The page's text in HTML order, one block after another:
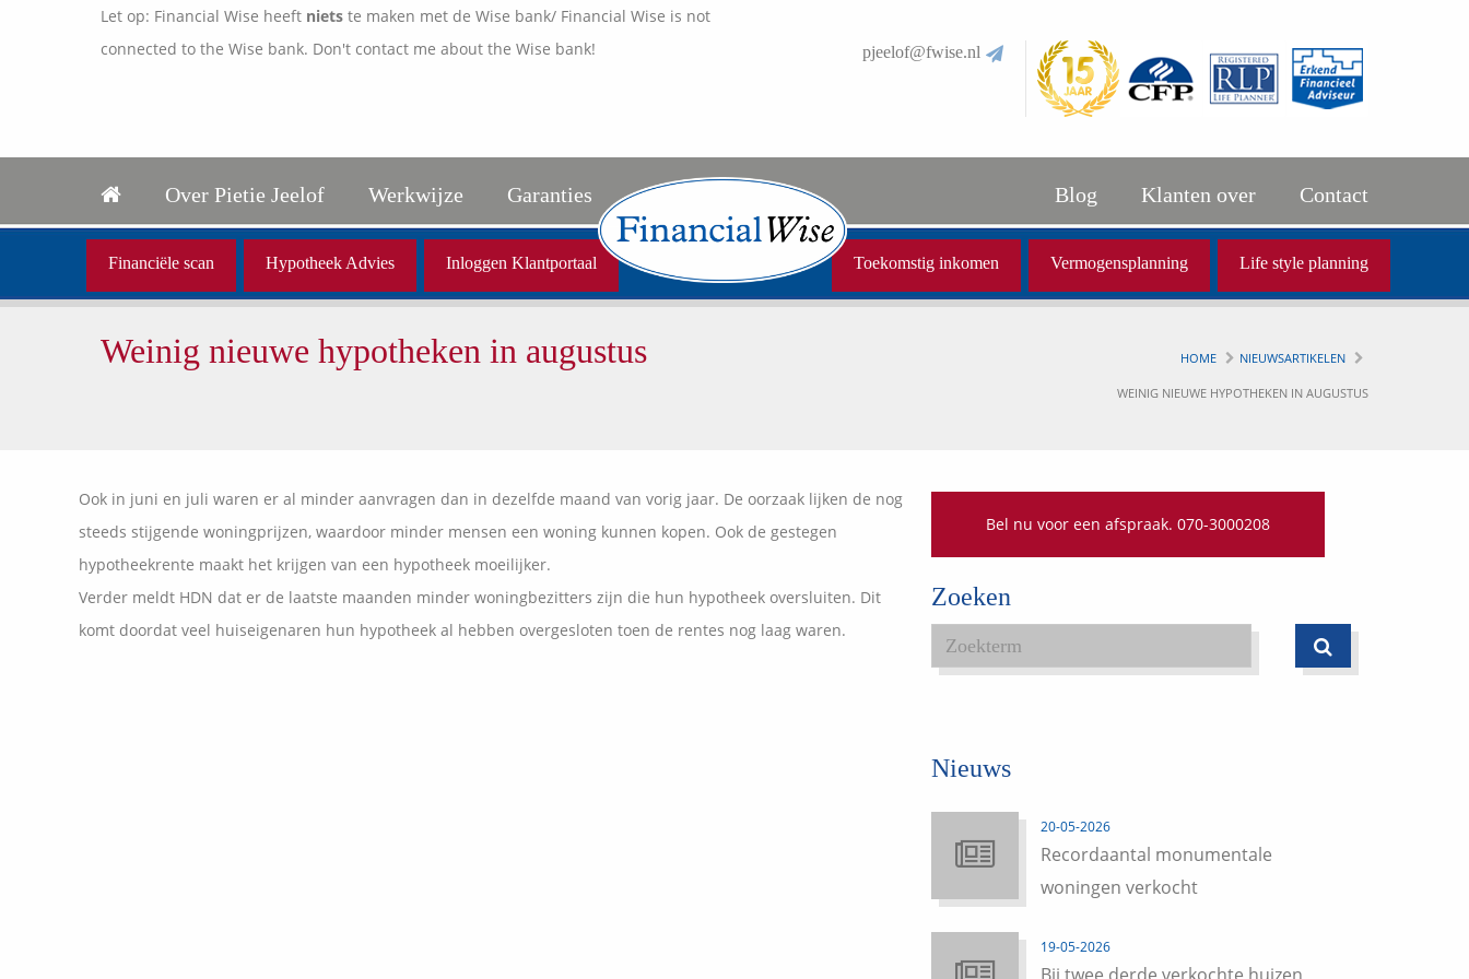
Let op: Financial Wise heeft niets te maken met de Wise bank/ Financial Wise is not
connected to the Wise bank. Don't contact me about the Wise bank!
pjeelof@fwise.nl
Over Pietie Jeelof Werkwijze Garanties
Uw garanties
Vergelijkingskaarten
Samenwerkende partners
Expats services
Onderhoudsabonnementen
Contact
Klanten over
Blog
Financiële scan Hypotheek Advies Inloggen Klantportaal Life style planning
Vermogensplanning
Toekomstig inkomen
Weinig nieuwe hypotheken in augustus HOME NIEUWSARTIKELEN
WEINIG NIEUWE HYPOTHEKEN IN AUGUSTUS
Ook in juni en juli waren er al minder aanvragen dan in dezelfde maand van vorig jaar. De oorzaak lijken de nog
steeds stijgende woningprijzen, waardoor minder mensen een woning kunnen kopen. Ook de gestegen
hypotheekrente maakt het krijgen van een hypotheek moeilijker.
Verder meldt HDN dat er de laatste maanden minder woningbezitters zijn die hun hypotheek oversluiten. Dit
komt doordat veel huiseigenaren hun hypotheek al hebben overgesloten toen de rentes nog laag waren.
Bel nu voor een afspraak. 070-3000208
Zoeken
Nieuws
20-05-2026
Recordaantal monumentale
woningen verkocht
19-05-2026